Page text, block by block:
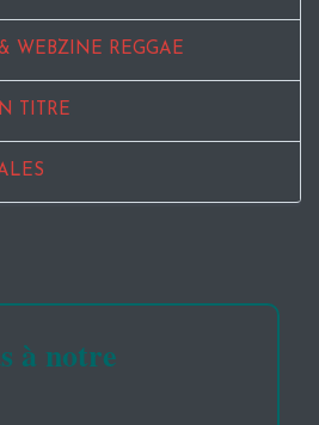
WEBZINE REGGAE
TITRE
à notre